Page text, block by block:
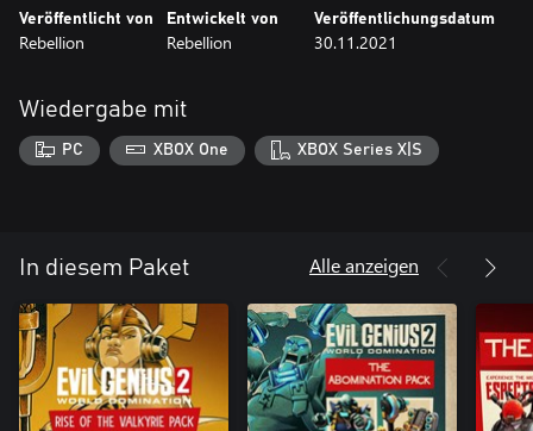
Veröffentlicht von
Rebellion
Entwickelt von
Rebellion
Veröffentlichungsdatum
30.11.2021
Wiedergabe mit
PC XBOX One XBOX Series X|S
In diesem Paket Alle anzeigen